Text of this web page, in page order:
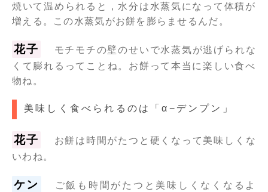
焼いて温められると，水分は水蒸気になって体積が
増える。この水蒸気がお餅を膨らませるんだ。
花子
モチモチの壁のせいで水蒸気が逃げられな
くて膨れるってことね。お餅って本当に楽しい食べ
物ね。
美味しく食べられるのは「α−デンプン」
花子
お餅は時間がたつと硬くなって美味しくな
いわね。
ケン
ご飯も時間がたつと美味しくなくなるよ